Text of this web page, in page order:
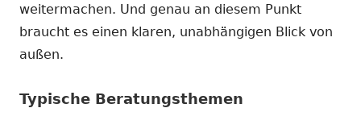
weitermachen. Und genau an diesem Punkt
braucht es einen klaren, unabhängigen Blick von
außen.
Typische Beratungsthemen